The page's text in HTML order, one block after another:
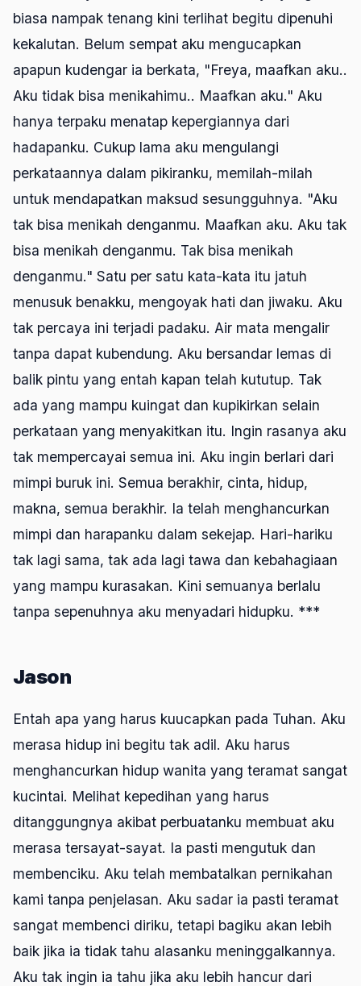
biasa nampak tenang kini terlihat begitu dipenuhi
kekalutan. Belum sempat aku mengucapkan
apapun kudengar ia berkata, "Freya, maafkan aku..
Aku tidak bisa menikahimu.. Maafkan aku." Aku
hanya terpaku menatap kepergiannya dari
hadapanku. Cukup lama aku mengulangi
perkataannya dalam pikiranku, memilah-milah
untuk mendapatkan maksud sesungguhnya. "Aku
tak bisa menikah denganmu. Maafkan aku. Aku tak
bisa menikah denganmu. Tak bisa menikah
denganmu." Satu per satu kata-kata itu jatuh
menusuk benakku, mengoyak hati dan jiwaku. Aku
tak percaya ini terjadi padaku. Air mata mengalir
tanpa dapat kubendung. Aku bersandar lemas di
balik pintu yang entah kapan telah kututup. Tak
ada yang mampu kuingat dan kupikirkan selain
perkataan yang menyakitkan itu. Ingin rasanya aku
tak mempercayai semua ini. Aku ingin berlari dari
mimpi buruk ini. Semua berakhir, cinta, hidup,
makna, semua berakhir. Ia telah menghancurkan
mimpi dan harapanku dalam sekejap. Hari-hariku
tak lagi sama, tak ada lagi tawa dan kebahagiaan
yang mampu kurasakan. Kini semuanya berlalu
tanpa sepenuhnya aku menyadari hidupku. ***
Jason
Entah apa yang harus kuucapkan pada Tuhan. Aku
merasa hidup ini begitu tak adil. Aku harus
menghancurkan hidup wanita yang teramat sangat
kucintai. Melihat kepedihan yang harus
ditanggungnya akibat perbuatanku membuat aku
merasa tersayat-sayat. Ia pasti mengutuk dan
membenciku. Aku telah membatalkan pernikahan
kami tanpa penjelasan. Aku sadar ia pasti teramat
sangat membenci diriku, tetapi bagiku akan lebih
baik jika ia tidak tahu alasanku meninggalkannya.
Aku tak ingin ia tahu jika aku lebih hancur dari